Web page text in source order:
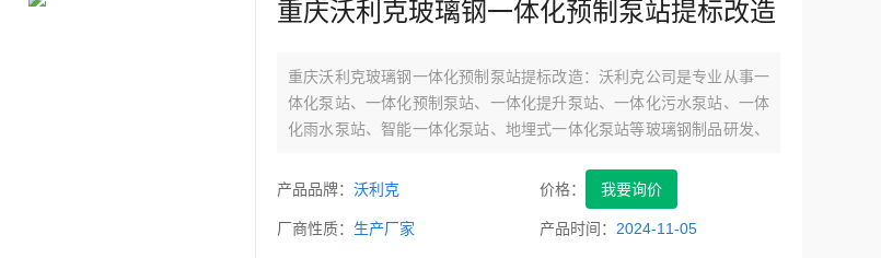
重庆沃利克玻璃钢一体化预制泵站提标改造
重庆沃利克玻璃钢一体化预制泵站提标改造：沃利克公司是专业从事一
体化泵站、一体化预制泵站、一体化提升泵站、一体化污水泵站、一体
化雨水泵站、智能一体化泵站、地埋式一体化泵站等玻璃钢制品研发、
产品品牌： 沃利克 价格： 我要询价
厂商性质： 生产厂家 产品时间： 2024-11-05